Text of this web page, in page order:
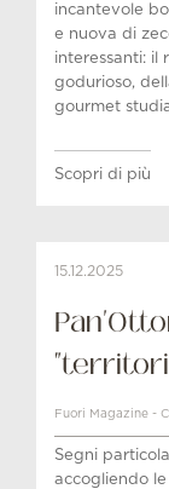
incantevole
e nuova di
interessanti: il
godurioso,
gourmet
Scopri di più
15.12.2025
Fuori Magazine -
Segni
accogliendo